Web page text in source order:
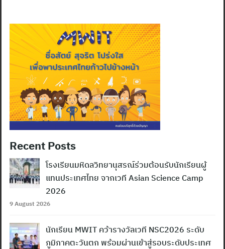
Recent Posts
โรงเรียนมหิดลวิทยานุสรณ์ร่วมต้อนรับนักเรียนผู้
แทนประเทศไทย จากเวที Asian Science Camp
2026
9 August 2026
นักเรียน MWIT คว้ารางวัลเวที NSC2026 ระดับ
ภูมิภาคตะวันตก พร้อมผ่านเข้าสู่รอบระดับประเทศ